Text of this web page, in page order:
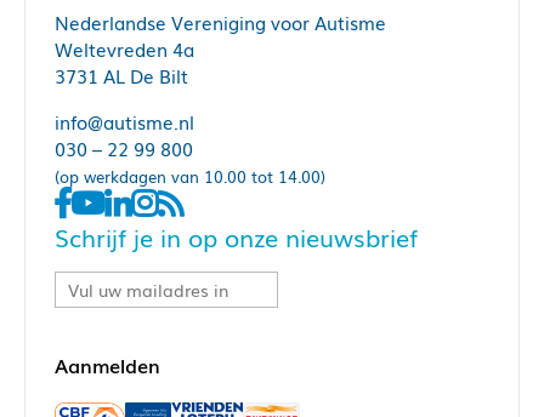
Nederlandse Vereniging voor Autisme
Weltevreden 4a
3731 AL De Bilt
info@autisme.nl
030 – 22 99 800
(op werkdagen van 10.00 tot 14.00)
Schrijf je in op onze nieuwsbrief